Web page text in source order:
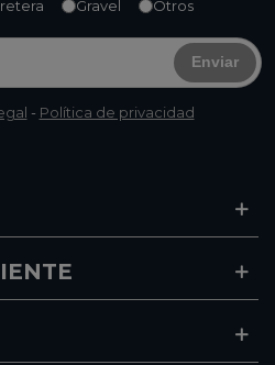
Gravel Otros
Enviar
- Política de privacidad